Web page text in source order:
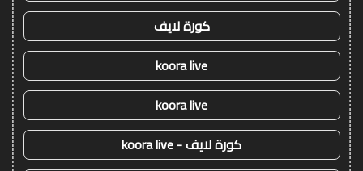
كورة لايف
koora live
koora live
كورة لايف - koora live